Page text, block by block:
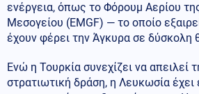
ενέργεια, όπως το Φόρουμ Αερίου
Μεσογείου (EMGF) — το οποίο
έχουν φέρει την Άγκυρα σε δύσκολη
Ενώ η Τουρκία συνεχίζει να απειλεί
στρατιωτική δράση, η Λευκωσία έχει